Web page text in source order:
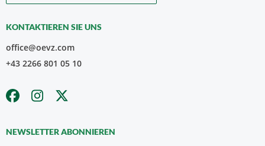
KONTAKTIEREN SIE UNS
office@oevz.com
+43 2266 801 05 10
NEWSLETTER ABONNIEREN